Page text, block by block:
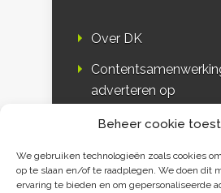
Beheer cookie
We gebruiken technologieën zoals cookies
op te slaan en/of te raadplegen. We doen dit
ervaring te bieden en om gepersonaliseerde
Over DK
adverteren op
DK & media